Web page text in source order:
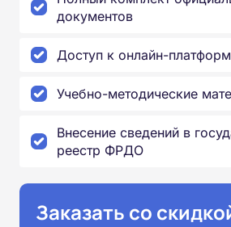
документов
Доступ к онлайн-
Учебно-методические
Внесение сведений в
реестр ФРДО
Заказать со